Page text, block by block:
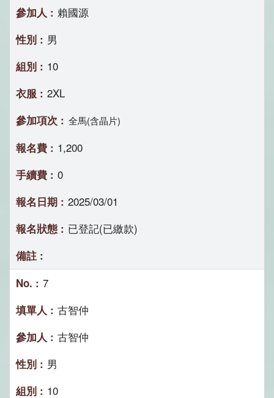
賴國源
男
10
2XL
全馬(含晶片)
1,200
0
2025/03/01
已登記(已繳款)
7
古智仲
古智仲
男
10